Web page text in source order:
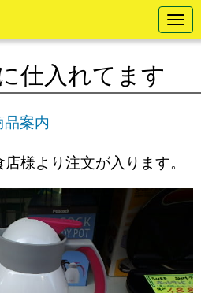
N
a
v
t
仕入れてます
品案内
様より注文が入ります。